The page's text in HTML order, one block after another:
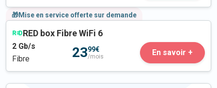
🎁Mise en service offerte sur demande
RED box Fibre WiFi 6
2 Gb/s
Fibre
2399€
/mois En savoir +